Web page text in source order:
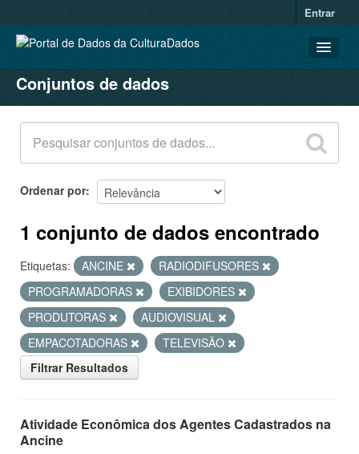
Entrar
CONJUNTOS DE DADOS
ORGANIZAÇÕES
GRUPOS
SOBRE
Conjuntos de dados
Ordenar por
1 conjunto de dados encontrado
Etiquetas: ANCINE
RADIODIFUSORES
PROGRAMADORAS
EXIBIDORES
PRODUTORAS
AUDIOVISUAL
EMPACOTADORAS
TELEVISÃO
Filtrar Resultados
Atividade Econômica dos Agentes Cadastrados na
Ancine